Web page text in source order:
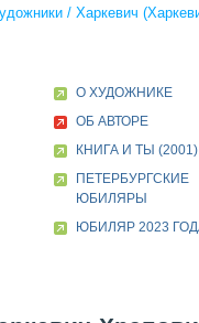
/ Харкевич
О ХУДОЖНИКЕ
ОБ АВТОРЕ
КНИГА И ТЫ (2001)
ПЕТЕРБУРГСКИЕ
ЮБИЛЯРЫ
ЮБИЛЯР 2023